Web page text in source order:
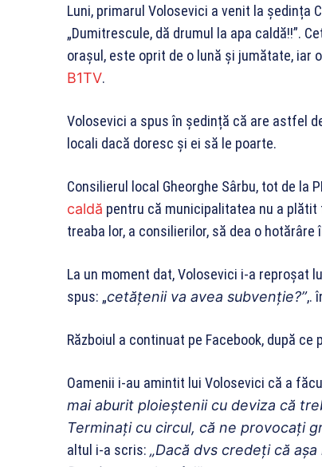
Luni, primarul Volosevici a venit la ședința
„Dumitrescule, dă drumul la apa caldă!!”.
orașul, este oprit de o lună și jumătate,
B1TV.
Volosevici a spus în ședință că are astfel
locali dacă doresc și ei să le poarte.
Consilierul local Gheorghe Sârbu, tot de la
caldă pentru că municipalitatea nu a
treaba lor, a consilierilor, să dea o hotărâre
La un moment dat, Volosevici i-a reproșat
spus: „cetățenii va avea subvenție?”,.
Războiul a continuat pe Facebook, după
Oamenii i-au amintit lui Volosevici că a
mai aburit ploieştenii cu deviza că
Terminaţi cu circul, că ne provocaţi
altul i-a scris: „Dacă dvs credeţi că